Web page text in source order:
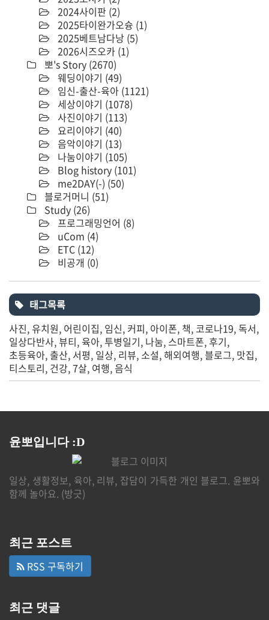
2024사이판 (2)
2025타이완가오슝 (1)
2025베트남다낭 (5)
2026시즈오카 (1)
뽀's Story (2670)
웨딩이야기 (49)
임신-출산-육아 (1121)
세상이야기 (1078)
사진이야기 (113)
요리이야기 (40)
음악이야기 (13)
나눔이야기 (105)
Blog history (101)
me2DAY(-) (50)
블로거머니 (51)
Study (26)
프로그래밍언어 (8)
uCom (4)
ETC (12)
비공개 (0)
태그목록
사진 유치원 어린이집 임신 커피 아이폰 책 코로나19 독서
일상다반사 뷰티 육아 투병일기 나눔 스마트폰 후기
초등육아 출산 서평 일상 리뷰 소설 해외여행 블로그 맛집
티스토리 건강 7살 여행 음식
윤뽀입니다 :D
일상, 생활정보, 육아, 리뷰, 잡담이 가득한 개인 블로그. 윤뽀와
함께 놀아요. (방긋)
최근 포스트
RSS 구독하기
최근 댓글